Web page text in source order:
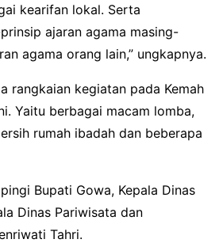
kearifan lokal. Serta
ajaran agama masing-
agama orang lain,” ungkapnya.
rangkaian kegiatan pada Kemah
Yaitu berbagai macam lomba,
rumah ibadah dan beberapa
Bupati Gowa, Kepala Dinas
Dinas Pariwisata dan
Tahri.